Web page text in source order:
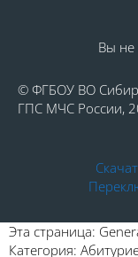
Вы не
© ФГБОУ ВО
ГПС МЧС России,
Эта страница:
Категория: